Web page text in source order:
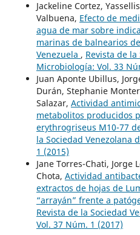
Jackeline Cortez,
Valbuena, Efecto de
agua de mar sobre
marinas de balnearios
Venezuela , Revista de
Microbiología: Vol. 33
Juan Aponte Ubillus,
Durán, Stephanie
Salazar, Actividad
metabolitos producidos
erythrogriseus M10-77
la Sociedad Venezolana
1 (2015)
Jane Torres-Chati, Jorge
Chota, Actividad
extractos de hojas de
“arrayán” frente a
Revista de la Sociedad
Vol. 37 Núm. 1 (2017)